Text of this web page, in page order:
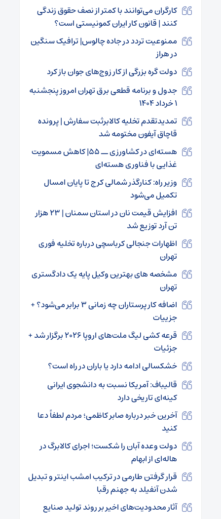
کارگران می‌توانند با کمتر از نصف حقوق زندگی
کنند | قانون کار ایران کمونیستی است؟
ممنوعیت تردد در جاده چالوس| ترافیک سنگین
در هراز
دولت گره بزرگی از کار زوج‌های جوان باز کرد
جدول و برنامه قطعی برق تهران امروز پنجشنبه
۱ خرداد ۱۴۰۴
تمدیدتقدم تخلیه کالابرثبت سفارش | پرونده
قاچاق آیفون مختومه شد
هسته‌ای در کشاورزی ــ ۵۵| کاهش مسمویت
غذایی با فناوری هسته‌ای
وزیر راه: کنارگذر شمالی کرج تا پایان امسال
تکمیل می‌شود
افزایش قیمت نان در استان سمنان | ۲۳ هزار
تن آرد توزیع شد
اظهارات جنجالی کرباسچی درباره تخلیه فوری
تهران
مشخصه های بهترین وکیل پایه یک دادگستری
تهران
اضافه کار پرستاران چه زمانی ۳ برابر می‌شود؟ +
جزییات
قرعه کشی لیگ ملت‌های اروپا ۲۰۲۶ برگزار شد +
جزئیات
خشکسالی ادامه دارد یا باران در راه است؟
قالیباف: آمریکا نسبت به دانشجوی ایرانی
کینه‌ای تاریخی دارد
آخرین خبر درباره صابر کاظمی؛ مردم لطفاً دعا
کنید
دولت وعده آبان را شکست؛ اجرای کالابرگ در
هاله‌ای از ابهام
قرار گرفتن طارمی در ترکیب امشب اینتر و تبدیل
شدن آنفیلد به جهنم رقبا
آثار محدودیت‌های اخیر بر روند تولید صنایع